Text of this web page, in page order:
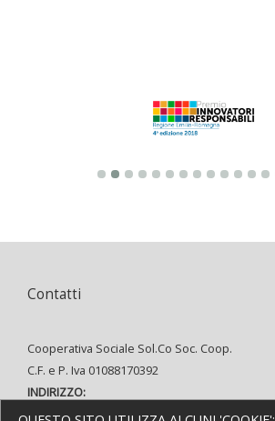
Contatti
Cooperativa Sociale Sol.Co Soc. Coop.
C.F. e P. Iva 01088170392
INDIRIZZO:
Via Alfredo Oriani, 8 48121 Ravenna